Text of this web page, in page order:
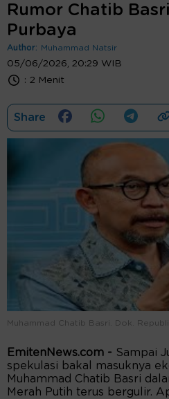
Rumor Chatib
Purbaya
Author: Muhammad Natsir
05/06/2026, 20:29 WIB
: 2 Menit
Share
Muhammad Chatib Basri. Dok.
EmitenNews.com - Sampai
spekulasi bakal masuknya
Muhammad Chatib Basri
Merah Putih terus bergulir.